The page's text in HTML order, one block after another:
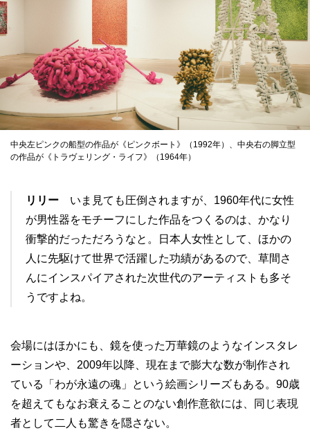
中央左ピンクの船型の作品が《ピンクボート》（1992年）、中央右の脚立型
の作品が《トラヴェリング・ライフ》（1964年）
リリー いま見ても圧倒されますが、1960年代に女性
が男性器をモチーフにした作品をつくるのは、かなり
衝撃的だっただろうなと。日本人女性として、ほかの
人に先駆けて世界で活躍した功績があるので、草間さ
んにインスパイアされた次世代のアーティストも多そ
うですよね。
会場にはほかにも、鏡を使った万華鏡のようなインスタレ
ーションや、2009年以降、現在まで膨大な数が制作され
ている「わが永遠の魂」という絵画シリーズもある。90歳
を超えてもなお衰えることのない創作意欲には、同じ表現
者として二人も驚きを隠さない。